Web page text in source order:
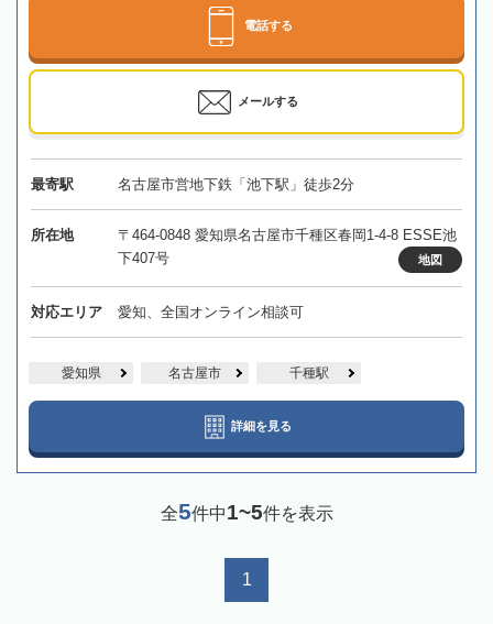
電話する
メールする
最寄駅 名古屋市営地下鉄「池下駅」徒歩2分
所在地
〒464-0848 愛知県名古屋市千種区春岡1-4-8 ESSE池
下407号
地図
対応エリア 愛知、全国オンライン相談可
愛知県 名古屋市 千種駅
詳細を見る
全5件中1~5件を表示
1